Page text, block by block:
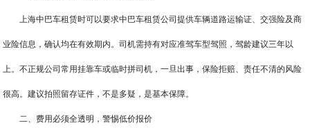
上海中巴车租赁时可以要求中巴车租赁公司提供车辆道路运输证、交强险及商
业险信息，确认均在有效期内。司机需持有对应准驾车型驾照，驾龄建议三年以
上。不正规公司常用挂靠车或临时拼司机，一旦出事，保险拒赔、责任不清的风险
很高。建议拍照留存证件，不是多疑，是基本保障。
二、费用必须全透明，警惕低价报价